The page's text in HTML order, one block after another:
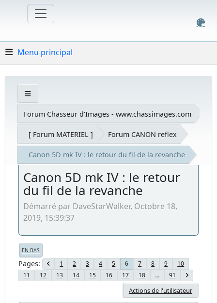
Menu principal
Forum Chasseur d'Images - www.chassimages.com
[ Forum MATERIEL ] Forum CANON reflex
Canon 5D mk IV : le retour du fil de la revanche
Canon 5D mk IV : le retour
du fil de la revanche
Démarré par DaveStarWalker, Octobre 18,
2019, 15:39:37
EN BAS
Pages 1 2 3 4 5 6 7 8 9
10
11
12 13 14 15 16 17 18 ... 91
Actions de l'utilisateur